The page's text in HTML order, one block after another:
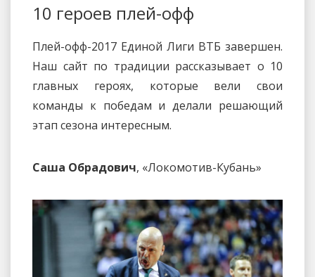
10 героев плей-офф
Плей-офф-2017 Единой Лиги ВТБ завершен.
Наш сайт по традиции рассказывает о 10
главных героях, которые вели свои
команды к победам и делали решающий
этап сезона интересным.
Саша Обрадович, «Локомотив-Кубань»